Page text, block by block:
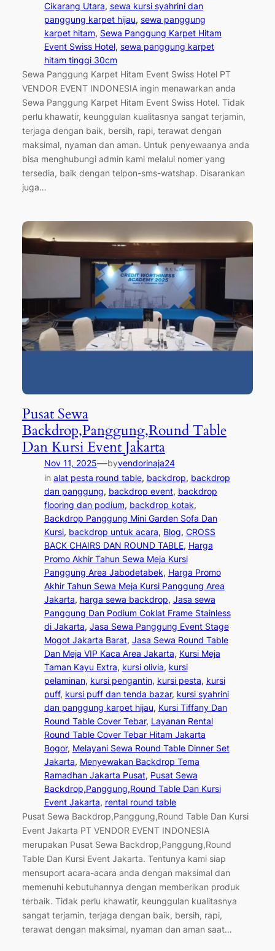
Cikarang Utara, sewa kursi syahrini dan
panggung karpet hijau, sewa panggung
karpet hitam, Sewa Panggung Karpet Hitam
Event Swiss Hotel, sewa panggung karpet
hitam tinggi 30cm
Sewa Panggung Karpet Hitam Event Swiss Hotel PT
VENDOR EVENT INDONESIA ingin menawarkan anda
Sewa Panggung Karpet Hitam Event Swiss Hotel. Tidak
perlu khawatir, keunggulan kualitasnya sangat terjamin,
terjaga dengan baik, bersih, rapi, terawat dengan
maksimal, nyaman dan aman. Untuk penyewaanya anda
bisa menghubungi admin kami melalui nomer yang
tersedia, baik dengan telpon-sms-watshap. Disarankan
juga…
Pusat Sewa
Backdrop,Panggung,Round Table
Dan Kursi Event Jakarta
Nov 11, 2025—byvendorinaja24
in alat pesta round table, backdrop, backdrop
dan panggung, backdrop event, backdrop
flooring dan podium, backdrop kotak
Backdrop Panggung Mini Garden Sofa Dan
Kursi, backdrop untuk acara, Blog, CROSS
BACK CHAIRS DAN ROUND TABLE, Harga
Promo Akhir Tahun Sewa Meja Kursi
Panggung Area Jabodetabek, Harga Promo
Akhir Tahun Sewa Meja Kursi Panggung Area
Jakarta, harga sewa backdrop, Jasa sewa
Panggung Dan Podium Coklat Frame Stainless
di Jakarta, Jasa Sewa Panggung Event Stage
Mogot Jakarta Barat, Jasa Sewa Round Table
Dan Meja VIP Kaca Area Jakarta, Kursi Meja
Taman Kayu Extra, kursi olivia, kursi
pelaminan, kursi pengantin, kursi pesta, kursi
puff, kursi puff dan tenda bazar, kursi syahrini
dan panggung karpet hijau, Kursi Tiffany Dan
Round Table Cover Tebar, Layanan Rental
Round Table Cover Tebar Hitam Jakarta
Bogor, Melayani Sewa Round Table Dinner Set
Jakarta, Menyewakan Backdrop Tema
Ramadhan Jakarta Pusat, Pusat Sewa
Backdrop,Panggung,Round Table Dan Kursi
Event Jakarta, rental round table
Pusat Sewa Backdrop,Panggung,Round Table Dan Kursi
Event Jakarta PT VENDOR EVENT INDONESIA
merupakan Pusat Sewa Backdrop,Panggung,Round
Table Dan Kursi Event Jakarta. Tentunya kami siap
mensuport acara-acara anda dengan maksimal dan
memenuhi kebutuhannya dengan memberikan produk
terbaik. Tidak perlu khawatir, keunggulan kualitasnya
sangat terjamin, terjaga dengan baik, bersih, rapi,
terawat dengan maksimal, nyaman dan aman saat…